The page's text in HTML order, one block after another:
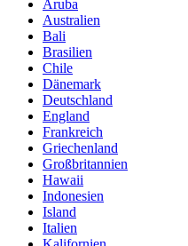
Aruba
Australien
Bali
Brasilien
Chile
Dänemark
Deutschland
England
Frankreich
Griechenland
Großbritannien
Hawaii
Indonesien
Island
Italien